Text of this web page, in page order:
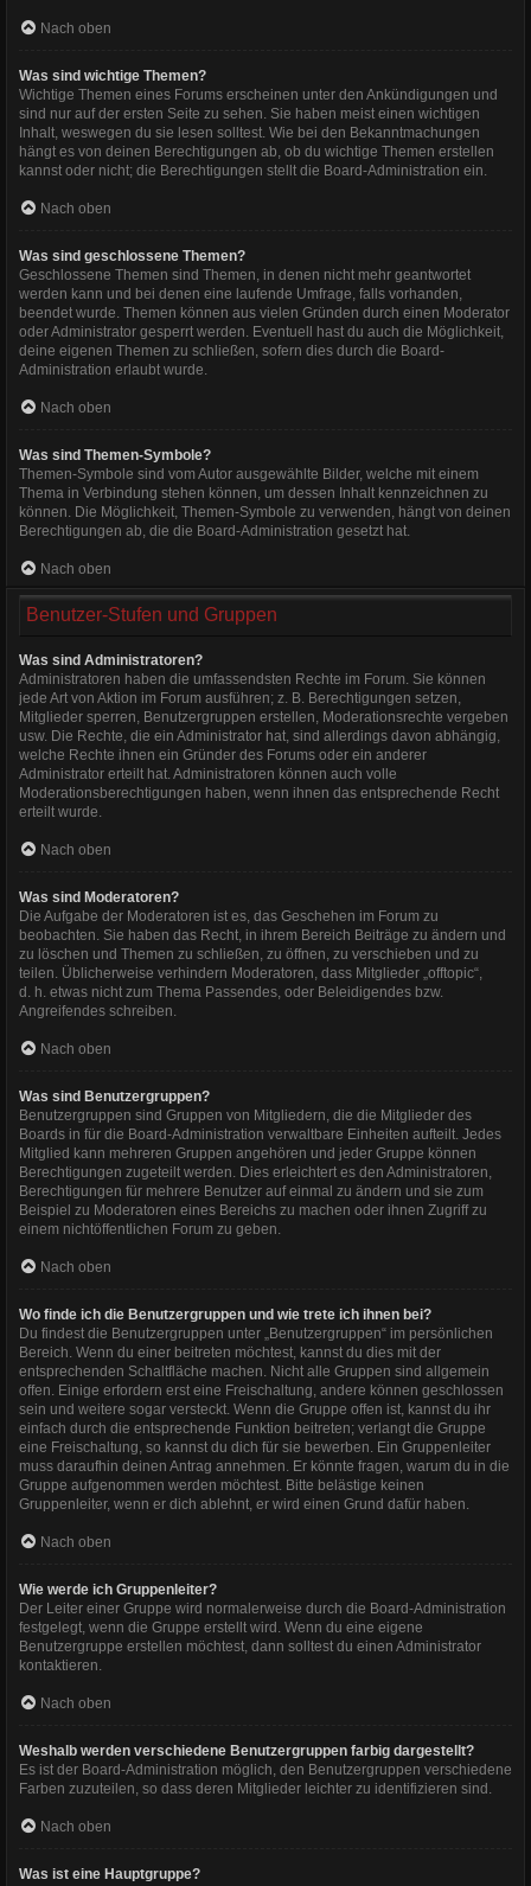
Nach oben
Was sind wichtige Themen?
Wichtige Themen eines Forums erscheinen unter den Ankündigungen und
sind nur auf der ersten Seite zu sehen. Sie haben meist einen wichtigen
Inhalt, weswegen du sie lesen solltest. Wie bei den Bekanntmachungen
hängt es von deinen Berechtigungen ab, ob du wichtige Themen erstellen
kannst oder nicht; die Berechtigungen stellt die Board-Administration ein.
Nach oben
Was sind geschlossene Themen?
Geschlossene Themen sind Themen, in denen nicht mehr geantwortet
werden kann und bei denen eine laufende Umfrage, falls vorhanden,
beendet wurde. Themen können aus vielen Gründen durch einen Moderator
oder Administrator gesperrt werden. Eventuell hast du auch die Möglichkeit,
deine eigenen Themen zu schließen, sofern dies durch die Board-
Administration erlaubt wurde.
Nach oben
Was sind Themen-Symbole?
Themen-Symbole sind vom Autor ausgewählte Bilder, welche mit einem
Thema in Verbindung stehen können, um dessen Inhalt kennzeichnen zu
können. Die Möglichkeit, Themen-Symbole zu verwenden, hängt von deinen
Berechtigungen ab, die die Board-Administration gesetzt hat.
Nach oben
Benutzer-Stufen und Gruppen
Was sind Administratoren?
Administratoren haben die umfassendsten Rechte im Forum. Sie können
jede Art von Aktion im Forum ausführen; z. B. Berechtigungen setzen,
Mitglieder sperren, Benutzergruppen erstellen, Moderationsrechte vergeben
usw. Die Rechte, die ein Administrator hat, sind allerdings davon abhängig,
welche Rechte ihnen ein Gründer des Forums oder ein anderer
Administrator erteilt hat. Administratoren können auch volle
Moderationsberechtigungen haben, wenn ihnen das entsprechende Recht
erteilt wurde.
Nach oben
Was sind Moderatoren?
Die Aufgabe der Moderatoren ist es, das Geschehen im Forum zu
beobachten. Sie haben das Recht, in ihrem Bereich Beiträge zu ändern und
zu löschen und Themen zu schließen, zu öffnen, zu verschieben und zu
teilen. Üblicherweise verhindern Moderatoren, dass Mitglieder „offtopic“,
d. h. etwas nicht zum Thema Passendes, oder Beleidigendes bzw.
Angreifendes schreiben.
Nach oben
Was sind Benutzergruppen?
Benutzergruppen sind Gruppen von Mitgliedern, die die Mitglieder des
Boards in für die Board-Administration verwaltbare Einheiten aufteilt. Jedes
Mitglied kann mehreren Gruppen angehören und jeder Gruppe können
Berechtigungen zugeteilt werden. Dies erleichtert es den Administratoren,
Berechtigungen für mehrere Benutzer auf einmal zu ändern und sie zum
Beispiel zu Moderatoren eines Bereichs zu machen oder ihnen Zugriff zu
einem nichtöffentlichen Forum zu geben.
Nach oben
Wo finde ich die Benutzergruppen und wie trete ich ihnen bei?
Du findest die Benutzergruppen unter „Benutzergruppen“ im persönlichen
Bereich. Wenn du einer beitreten möchtest, kannst du dies mit der
entsprechenden Schaltfläche machen. Nicht alle Gruppen sind allgemein
offen. Einige erfordern erst eine Freischaltung, andere können geschlossen
sein und weitere sogar versteckt. Wenn die Gruppe offen ist, kannst du ihr
einfach durch die entsprechende Funktion beitreten; verlangt die Gruppe
eine Freischaltung, so kannst du dich für sie bewerben. Ein Gruppenleiter
muss daraufhin deinen Antrag annehmen. Er könnte fragen, warum du in die
Gruppe aufgenommen werden möchtest. Bitte belästige keinen
Gruppenleiter, wenn er dich ablehnt, er wird einen Grund dafür haben.
Nach oben
Wie werde ich Gruppenleiter?
Der Leiter einer Gruppe wird normalerweise durch die Board-Administration
festgelegt, wenn die Gruppe erstellt wird. Wenn du eine eigene
Benutzergruppe erstellen möchtest, dann solltest du einen Administrator
kontaktieren.
Nach oben
Weshalb werden verschiedene Benutzergruppen farbig dargestellt?
Es ist der Board-Administration möglich, den Benutzergruppen verschiedene
Farben zuzuteilen, so dass deren Mitglieder leichter zu identifizieren sind.
Nach oben
Was ist eine Hauptgruppe?